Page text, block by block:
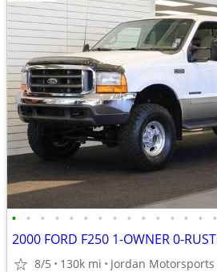
• • • • • • • • • • • • • • •
8/5 130k mi Jordan Motorsports